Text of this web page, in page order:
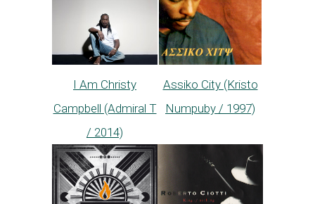
I Am Christy
Campbell (Admiral T
/ 2014)
Assiko City (Kristo
Numpuby / 1997)